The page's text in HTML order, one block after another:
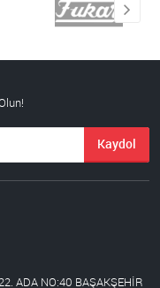
Kaydol
ADA NO:40 BAŞAKŞEHİR